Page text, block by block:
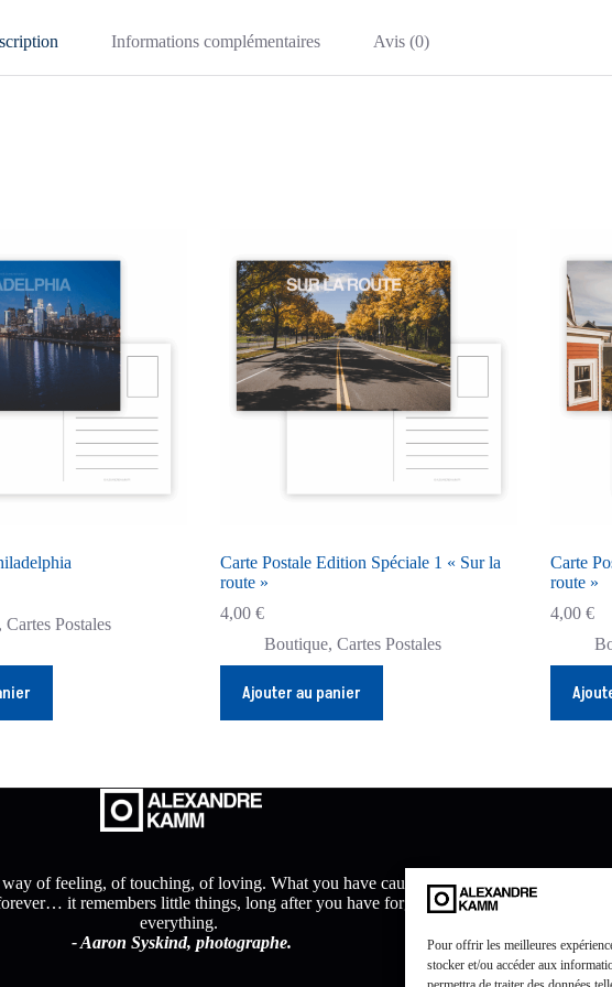
Pour offrir les meilleures
stocker et/ou accéder aux
Informations complémentaires Avis (0)
Cartes Postales
Carte Postale Edition Spéciale 1 « Sur la
route »
4,00 €
Boutique, Cartes Postales
Ajouter au panier
Carte
route »
4,00 €
way of feeling, of touching, of loving. What you have caught on film
it remembers little things, long after you have forgotten
everything.
- Aaron Syskind, photographe.